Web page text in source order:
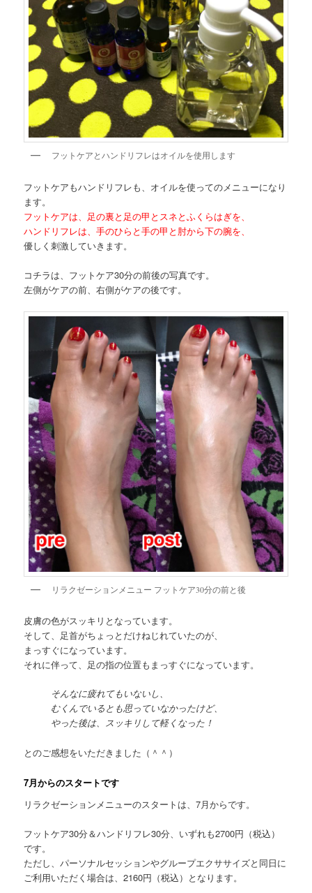
フットケアとハンドリフレはオイルを使用します
フットケアもハンドリフレも、オイルを使ってのメニューになり
ます。
フットケアは、足の裏と足の甲とスネとふくらはぎを、
ハンドリフレは、手のひらと手の甲と肘から下の腕を、
優しく刺激していきます。
コチラは、フットケア30分の前後の写真です。
左側がケアの前、右側がケアの後です。
リラクゼーションメニュー フットケア30分の前と後
皮膚の色がスッキリとなっています。
そして、足首がちょっとだけねじれていたのが、
まっすぐになっています。
それに伴って、足の指の位置もまっすぐになっています。
そんなに疲れてもいないし、
むくんでいるとも思っていなかったけど、
やった後は、スッキリして軽くなった！
とのご感想をいただきました（＾＾）
7月からのスタートです
リラクゼーションメニューのスタートは、7月からです。
フットケア30分＆ハンドリフレ30分、いずれも2700円（税込）
です。
ただし、パーソナルセッションやグループエクササイズと同日に
ご利用いただく場合は、2160円（税込）となります。